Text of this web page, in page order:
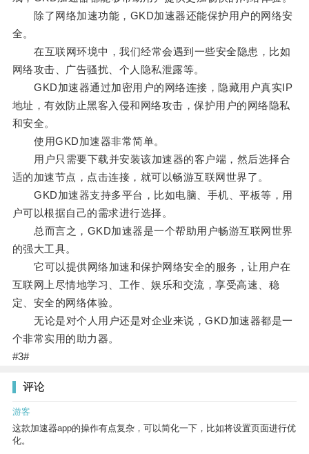
除了网络加速功能，GKD加速器还能保护用户的网络安
全。
在互联网环境中，我们经常会遇到一些安全隐患，比如
网络攻击、广告骚扰、个人隐私泄露等。
GKD加速器通过加密用户的网络连接，隐藏用户真实IP
地址，有效防止黑客入侵和网络攻击，保护用户的网络隐私
和安全。
使用GKD加速器非常简单。
用户只需要下载并安装该加速器的客户端，然后选择合
适的加速节点，点击连接，就可以畅游互联网世界了。
GKD加速器支持多平台，比如电脑、手机、平板等，用
户可以根据自己的需求进行选择。
总而言之，GKD加速器是一个帮助用户畅游互联网世界
的强大工具。
它可以提供网络加速和保护网络安全的服务，让用户在
互联网上尽情地学习、工作、娱乐和交流，享受高速、稳
定、安全的网络体验。
无论是对个人用户还是对企业来说，GKD加速器都是一
个非常实用的助力器。
#3#
评论
游客
这款加速器app的操作有点复杂，可以简化一下，比如将设置页面进行优
化。